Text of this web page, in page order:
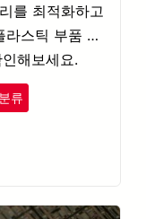
를 최적화하고
스틱 부품 재
해보세요.
분류